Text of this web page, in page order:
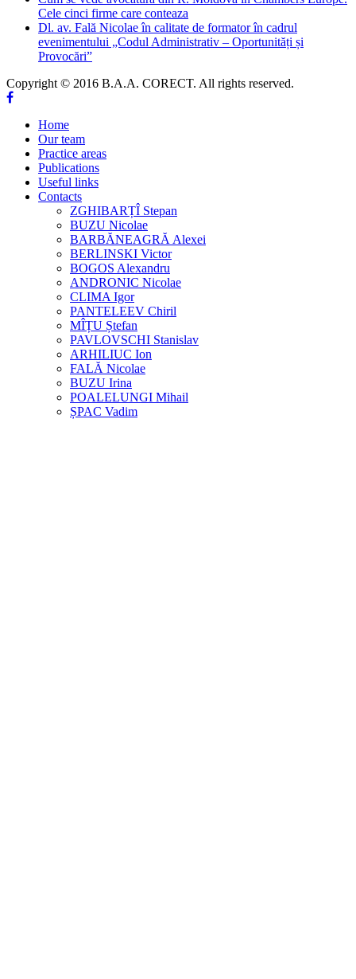
Cele cinci firme care conteaza
Dl. av. Fală Nicolae în calitate de formator în cadrul
evenimentului „Codul Administrativ – Oportunități și
Provocări”
Copyright © 2016 B.A.A. CORECT. All rights reserved.
Home
Our team
Practice areas
Publications
Useful links
Contacts
ZGHIBARȚÎ Stepan
BUZU Nicolae
BARBĂNEAGRĂ Alexei
BERLINSKI Victor
BOGOS Alexandru
ANDRONIC Nicolae
CLIMA Igor
PANTELEEV Chiril
MÎȚU Ștefan
PAVLOVSCHI Stanislav
ARHILIUC Ion
FALĂ Nicolae
BUZU Irina
POALELUNGI Mihail
ȘPAC Vadim